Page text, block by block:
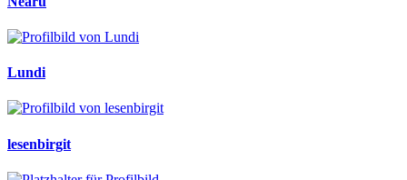
Lundi
lesenbirgit